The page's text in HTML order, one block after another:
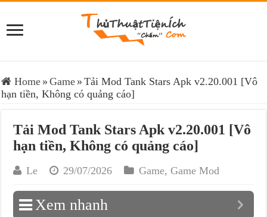
Home » Game » Tải Mod Tank Stars Apk v2.20.001 [Vô
hạn tiền, Không có quảng cáo]
Tải Mod Tank Stars Apk v2.20.001 [Vô
hạn tiền, Không có quảng cáo]
Le 29/07/2026 Game,Game Mod
Xem nhanh